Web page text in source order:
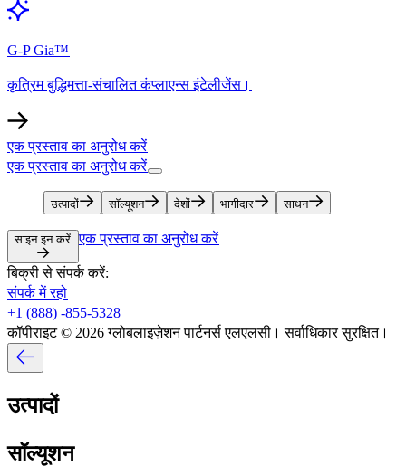
G-P Gia™​​
कृत्रिम बुद्धिमत्ता-संचालित कंप्लाएन्स इंटेलीजेंस।​​
एक प्रस्ताव का अनुरोध करें​​
एक प्रस्ताव का अनुरोध करें​​
उत्पादों​​ सॉल्यूशन​​ देशों​​ भागीदार​​ साधन​​
साइन इन करें​​ एक प्रस्ताव का अनुरोध करें​​
बिक्री से संपर्क करें:​​
संपर्क में रहो​​
+1 (888) -855-5328​​
कॉपीराइट © 2026 ग्लोबलाइज़ेशन पार्टनर्स एलएलसी। सर्वाधिकार सुरक्षित।​​
उत्पादों​​
सॉल्यूशन​​